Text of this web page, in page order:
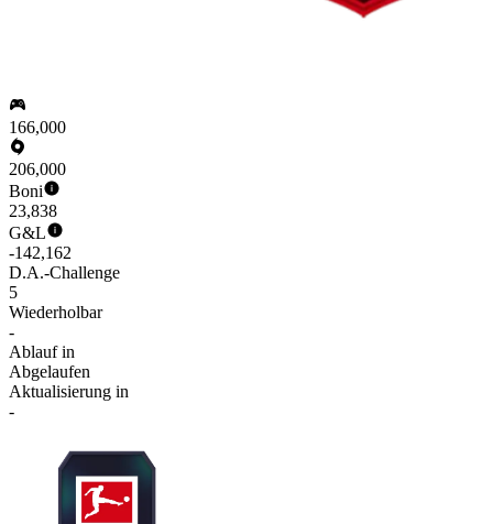
166,000
206,000
Boni
23,838
G&L
-142,162
D.A.-Challenge
5
Wiederholbar
-
Ablauf in
Abgelaufen
Aktualisierung in
-